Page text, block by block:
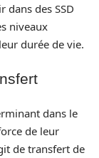
dans des SSD
niveaux
durée de vie.
dans le
de leur
de transfert de